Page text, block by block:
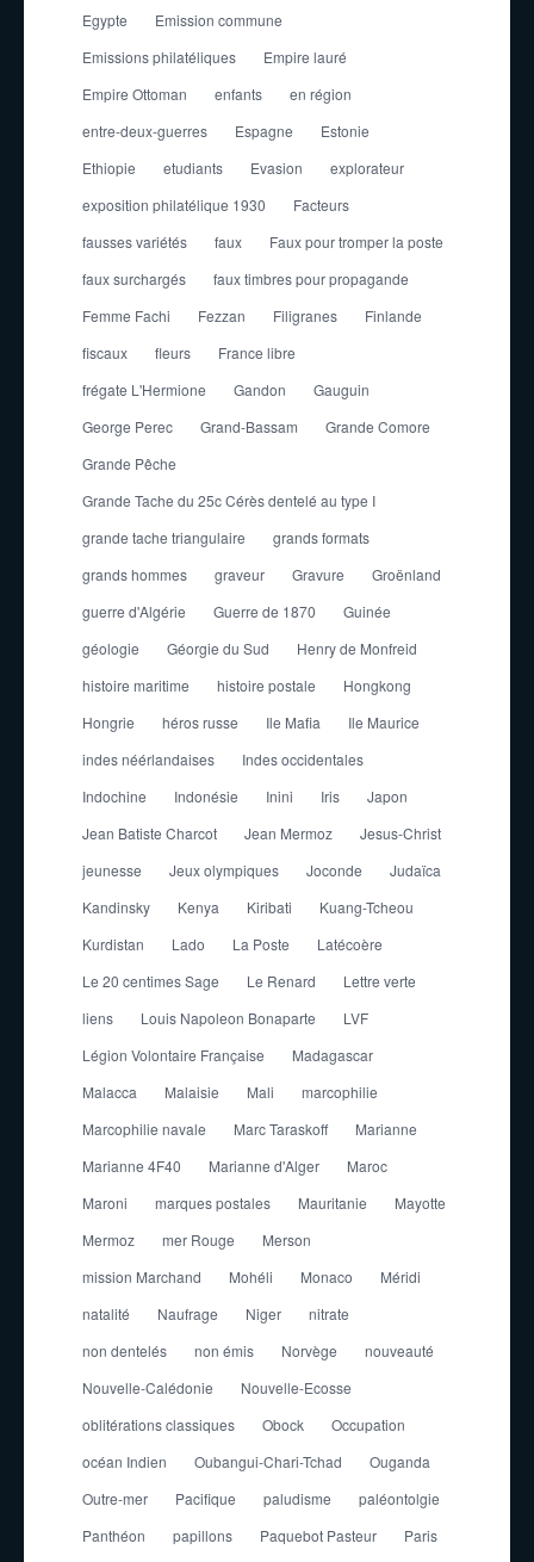
Egypte
Emission commune
Emissions philatéliques
Empire lauré
Empire Ottoman
enfants
en région
entre-deux-guerres
Espagne
Estonie
Ethiopie
etudiants Evasion
explorateur
exposition philatélique 1930
Facteurs
fausses variétés
faux
Faux pour tromper la poste
faux surchargés
faux timbres pour propagande
Femme Fachi
Fezzan Filigranes
Finlande
fiscaux
fleurs
France libre
frégate L'Hermione
Gandon
Gauguin
George Perec
Grand-Bassam
Grande Comore
Grande Pêche
Grande Tache du 25c Cérès dentelé au type I
grande tache triangulaire
grands formats
grands hommes
graveur Gravure
Groënland
guerre d'Algérie
Guerre de 1870
Guinée
géologie
Géorgie du Sud
Henry de Monfreid
histoire maritime
histoire postale
Hongkong
Hongrie
héros russe Ile Mafia
Ile Maurice
indes néérlandaises
Indes occidentales
Indochine
Indonésie Inini Iris
Japon
Jean Batiste Charcot
Jean Mermoz
Jesus-Christ
jeunesse
Jeux olympiques Joconde
Judaïca
Kandinsky
Kenya Kiribati
Kuang-Tcheou
Kurdistan
Lado La Poste
Latécoère
Le 20 centimes Sage
Le Renard
Lettre verte
liens
Louis Napoleon Bonaparte
LVF
Légion Volontaire Française
Madagascar
Malacca
Malaisie Mali
marcophilie
Marcophilie navale
Marc Taraskoff
Marianne
Marianne 4F40
Marianne d'Alger
Maroc
Maroni
marques postales Mauritanie
Mayotte
Mermoz
mer Rouge
Merson
mission Marchand
Mohéli Monaco
Méridi
natalité
Naufrage Niger
nitrate
non dentelés
non émis Norvège
nouveauté
Nouvelle-Calédonie
Nouvelle-Ecosse
oblitérations classiques
Obock
Occupation
océan Indien
Oubangui-Chari-Tchad
Ouganda
Outre-mer
Pacifique paludisme
paléontolgie
Panthéon
papillons Paquebot Pasteur Paris